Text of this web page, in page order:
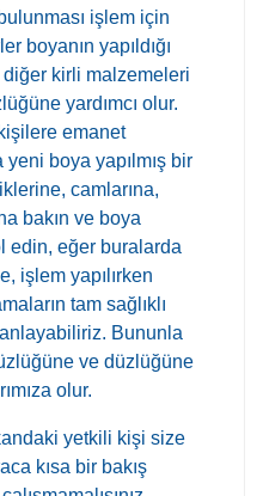
işlem için
boyanın yapıldığı
kirli malzemeleri
yardımcı olur.
emanet
boya yapılmış bir
camlarına,
bakın ve boya
edin, eğer buralarda
işlem yapılırken
tam sağlıklı
anlayabiliriz. Bununla
ve düzlüğüne
olur.
yetkili kişi size
kısa bir bakış